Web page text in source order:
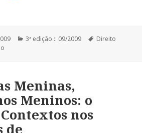
Categorias
3ª edição :: 09/2009 Tags
Direito
Meninas,
Meninos: o
nos
de